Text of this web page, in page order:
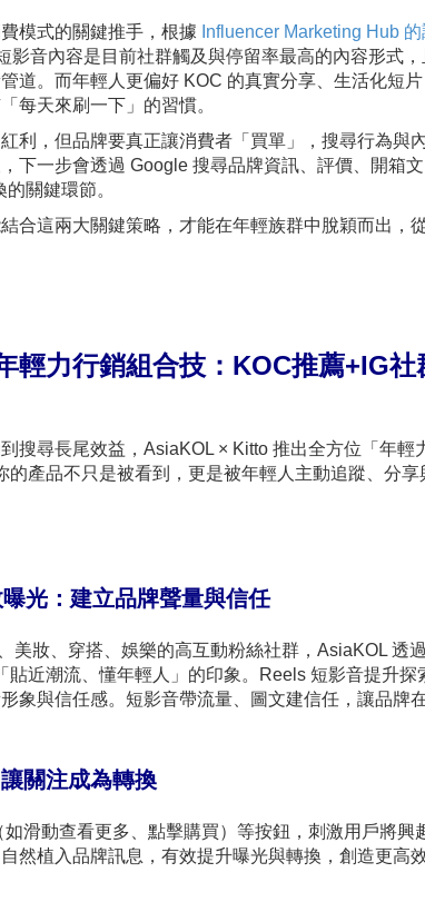
模式的關鍵推手，根據 Influencer Marketing Hub
影音內容是目前社群觸及與停留率最高的內容形式
道。而年輕人更偏好 KOC 的真實分享、生活化短
每天來刷一下」的習慣。
利，但品牌要真正讓消費者「買單」，搜尋行為與
下一步會透過 Google 搜尋品牌資訊、評價、開箱
關鍵環節。
合這兩大關鍵策略，才能在年輕族群中脫穎而出，
輕力行銷組合技： KOC推薦+IG社
搜尋長尾效益，AsiaKOL × Kitto 推出全方位「年輕
產品不只是被看到，更是被年輕人主動追蹤、分享
光：建立品牌聲量與信任
美妝、穿搭、娛樂的高互動粉絲社群，AsiaKOL 透
貼近潮流、懂年輕人」的印象。Reels 短影音提升
象與信任感。短影音帶流量、圖文建信任，讓品牌
關注成為轉換
滑動查看更多、點擊購買）等按鈕，刺激用戶將興
然植入品牌訊息，有效提升曝光與轉換，創造更高